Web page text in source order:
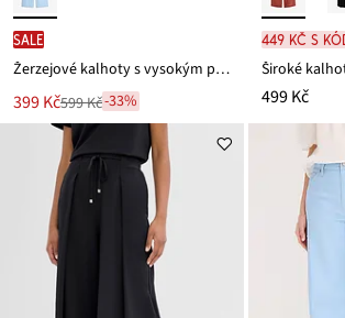
SALE
Žerzejové kalhoty s vysokým pasem
Nová
cena
399 Kč
Zlevněno
599 Kč
599 Kč-33%
449 Kč s
499 Kč